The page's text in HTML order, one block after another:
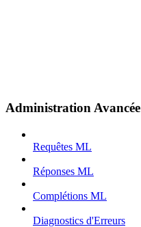
Administration Avancée
Requêtes ML
Réponses ML
Complétions ML
Diagnostics d'Erreurs